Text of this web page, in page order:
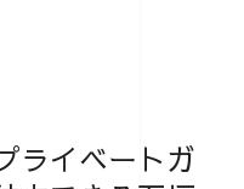
ライベートガ